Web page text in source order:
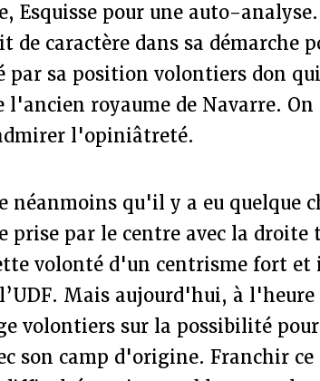
Esquisse pour une auto-
de caractère dans sa démarche
par sa position volontiers don
royaume de Navarre. On
l'opiniâtreté.
néanmoins qu'il y a eu quelque
prise par le centre avec la
volonté d'un centrisme fort et
Mais aujourd'hui, à l'heure
volontiers sur la possibilité
son camp d'origine. Franchir ce